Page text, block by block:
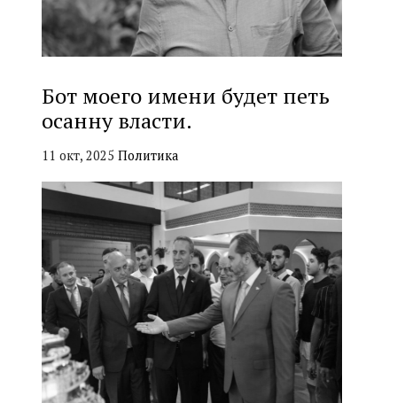
Бот моего имени будет петь
осанну власти.
11 окт, 2025 Политика